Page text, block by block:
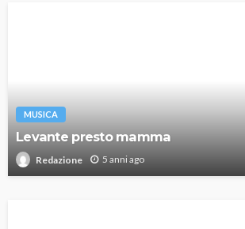
MUSICA
Levante presto mamma
Redazione 5 anni ago